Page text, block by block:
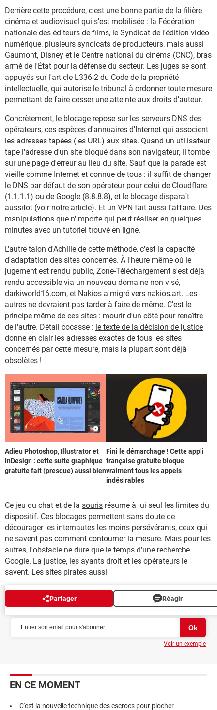
Derrière cette procédure, c'est une bonne partie de la filière
cinéma et audiovisuel qui s'est mobilisée : la Fédération
nationale des éditeurs de films, le Syndicat de l'édition vidéo
numérique, plusieurs syndicats de producteurs, mais aussi
Gaumont, Disney et le Centre national du cinéma (CNC), bras
armé de l'État pour la défense du secteur. Les juges se sont
appuyés sur l'article L336-2 du Code de la propriété
intellectuelle, qui autorise le tribunal à ordonner toute mesure
permettant de faire cesser une atteinte aux droits d'auteur.
Concrètement, le blocage repose sur les serveurs DNS des
opérateurs, ces espèces d'annuaires d'Internet qui associent
les adresses tapées (les URL) aux sites. Quand un utilisateur
tape l'adresse d'un site bloqué dans son navigateur, il tombe
sur une page d'erreur au lieu du site. Sauf que la parade est
vieille comme Internet et connue de tous : il suffit de changer
le DNS par défaut de son opérateur pour celui de Cloudflare
(1.1.1.1) ou de Google (8.8.8.8), et le blocage disparaît
aussitôt (voir notre article). Et un VPN fait aussi l'affaire. Des
manipulations que n'importe qui peut réaliser en quelques
minutes avec un tutoriel trouvé en ligne.
L'autre talon d'Achille de cette méthode, c'est la capacité
d'adaptation des sites concernés. À l'heure même où le
jugement est rendu public, Zone-Téléchargement s'est déjà
rendu accessible via un nouveau domaine non visé,
darkiworld16.com, et Nakios a migré vers nakios.art. Les
autres ne devraient pas tarder à faire de même. C'est le
principe même de ces sites : mourir d'un côté pour renaître
de l'autre. Détail cocasse : le texte de la décision de justice
donne en clair les adresses exactes de tous les sites
concernés par cette mesure, mais la plupart sont déjà
obsolètes !
Adieu Photoshop, Illustrator et
InDesign : cette suite graphique
gratuite fait (presque) aussi bien
Fini le démarchage ! Cette appli
française gratuite bloque
vraiment tous les appels
indésirables
Ce jeu du chat et de la souris résume à lui seul les limites du
dispositif. Ces blocages permettent sans doute de
décourager les internautes les moins persévérants, ceux qui
ne savent pas comment contourner la mesure. Mais pour les
autres, l'obstacle ne dure que le temps d'une recherche
Google. La justice, les ayants droit et les opérateurs le
savent. Les sites pirates aussi.
Partager Réagir
NEWSLETTER
Voir un exemple
EN CE MOMENT
C'est la nouvelle technique des escrocs pour piocher